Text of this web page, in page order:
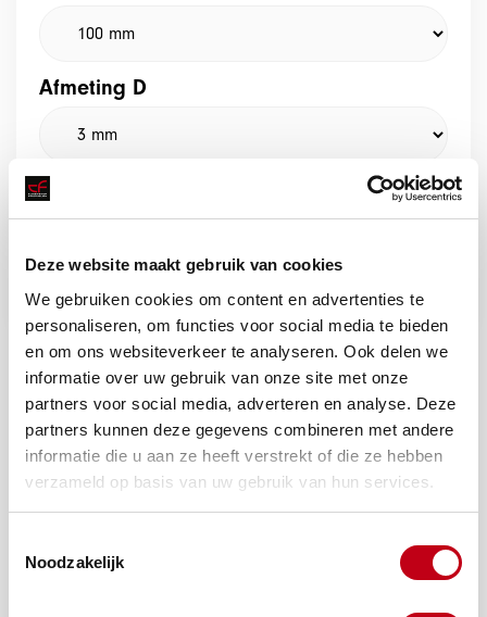
Deze website maakt gebruik van cookies
We gebruiken cookies om content en advertenties te
personaliseren, om functies voor social media te bieden
en om ons websiteverkeer te analyseren. Ook delen we
informatie over uw gebruik van onze site met onze
partners voor social media, adverteren en analyse. Deze
partners kunnen deze gegevens combineren met andere
informatie die u aan ze heeft verstrekt of die ze hebben
verzameld op basis van uw gebruik van hun services.
Noodzakelijk
Afmeting D
Offerte aanvragen